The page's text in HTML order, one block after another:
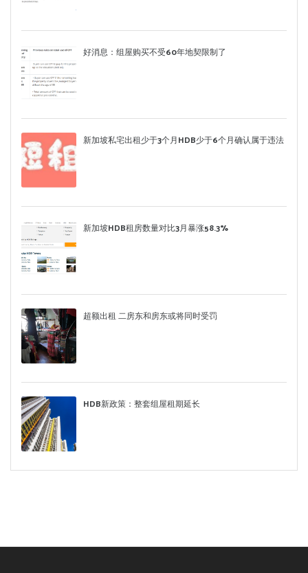
好消息：组屋购买不受60年地契限制了
新加坡私宅出租少于3个月HDB少于6个月确认属于违法
新加坡HDB租房数量对比3月暴涨58.3%
超额出租 二房东和房东或将同时受罚
HDB新政策：整套组屋租期延长